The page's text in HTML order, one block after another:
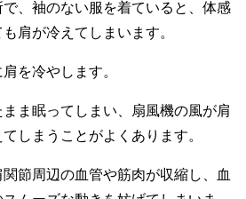
、袖のない服を着ていると、体感
肩が冷えてしまいます。
を冷やします。
ま眠ってしまい、扇風機の風が肩
しまうことがよくあります。
節周辺の血管や筋肉が収縮し、血